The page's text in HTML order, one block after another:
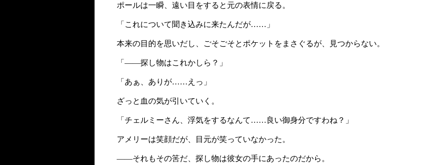
ポールは一瞬、遠い目をすると元の表情に戻る。
「これについて聞き込みに来たんだが……」
本来の目的を思いだし、ごそごそとポケットをまさぐるが、見つからない。
「――探し物はこれかしら？」
「あぁ、ありが……えっ」
ざっと血の気が引いていく。
「チェルミーさん、浮気をするなんて……良い御身分ですわね？」
アメリーは笑顔だが、目元が笑っていなかった。
――それもその筈だ、探し物は彼女の手にあったのだから。